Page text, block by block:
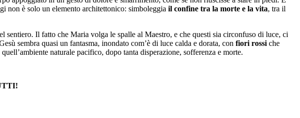
non è solo un elemento architettonico: simboleggia il confine tra la morte e la vita, tra il
sentiero. Il fatto che Maria volga le spalle al Maestro, e che questi sia circonfuso di luce, ci
sembra quasi un fantasma, inondato com’è di luce calda e dorata, con fiori rossi che
quell’ambiente naturale pacifico, dopo tanta disperazione, sofferenza e morte.